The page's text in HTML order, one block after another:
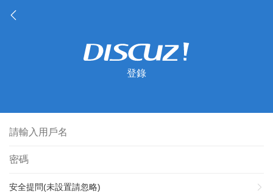
登錄
安全提問(未設置請忽略)